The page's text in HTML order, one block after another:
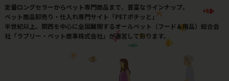
定番ロングセラーからペット専門商品まで、豊富なラインナップ。
ペット商品卸売り・仕入れ専門サイト「PETポチッと」
半世紀以上、関西を中心に全国展開するオールペット（フード＆用品）総合会
社「ラブリー・ペット商事株式会社」が運営しております。